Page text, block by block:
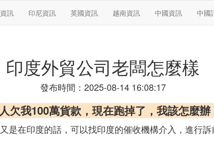
訊 印尼資訊 英國資訊 越南資訊 中國資訊 中國
印度外貿公司老闆怎麼樣
發布時間：2025-08-14 16:08:17
我100萬貨款，現在跑掉了，我該怎麼辦
是在印度的話，可以找印度的催收機構介入，進行